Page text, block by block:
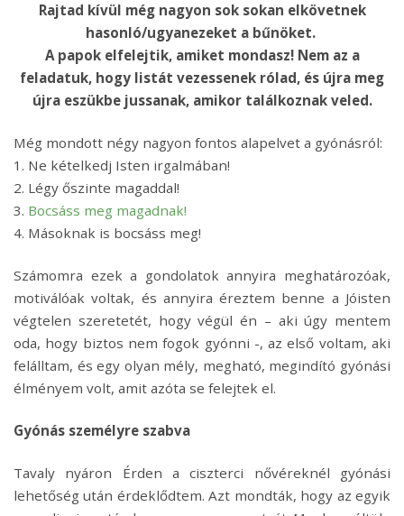
Rajtad kívül még nagyon sok sokan elkövetnek
hasonló/ugyanezeket a bűnöket.
A papok elfelejtik, amiket mondasz! Nem az a
feladatuk, hogy listát vezessenek rólad, és újra meg
újra eszükbe jussanak, amikor találkoznak veled.
Még mondott négy nagyon fontos alapelvet a gyónásról:
1. Ne kételkedj Isten irgalmában!
2. Légy őszinte magaddal!
3. Bocsáss meg magadnak!
4. Másoknak is bocsáss meg!
Számomra ezek a gondolatok annyira meghatározóak,
motiválóak voltak, és annyira éreztem benne a Jóisten
végtelen szeretetét, hogy végül én – aki úgy mentem
oda, hogy biztos nem fogok gyónni -, az első voltam, aki
felálltam, és egy olyan mély, megható, megindító gyónási
élményem volt, amit azóta se felejtek el.
Gyónás személyre szabva
Tavaly nyáron Érden a ciszterci nővéreknél gyónási
lehetőség után érdeklődtem. Azt mondták, hogy az egyik